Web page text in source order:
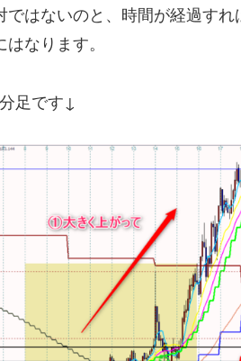
ではないのと、時間が経過す
なります。
足です↓